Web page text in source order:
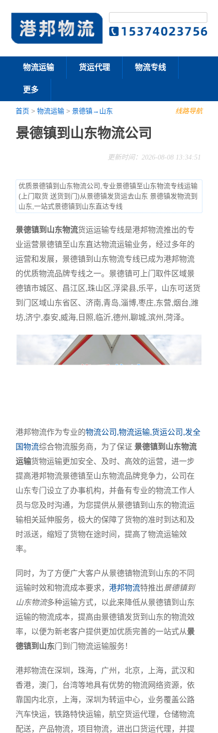
物流运输 货运代理 物流专线
更多
线路导航
首页 >物流运输 >景德镇→山东
景德镇到山东物流公司
更新时间：2026-08-08 13:34:51
优质景德镇到山东物流公司,专业景德镇至山东物流专线运输
(上门取货 送货到门)从景德镇发货运去山东 景德镇发物流到
山东,一站式景德镇到山东直达专线
景德镇到山东物流货运运输专线是港邦物流推出的专
业运营景德镇至山东直达物流运输业务，经过多年的
运营和发展，景德镇到山东物流专线已成为港邦物流
的优质物流品牌专线之一。景德镇可上门取件区域景
德镇市城区、昌江区,珠山区,浮梁县,乐平，山东可送货
到门区域山东省区、济南,青岛,淄博,枣庄,东营,烟台,潍
坊,济宁,泰安,威海,日照,临沂,德州,聊城,滨州,菏泽。
港邦物流作为专业的物流公司,物流运输,货运公司,发全
国物流综合物流服务商，为了保证 景德镇到山东物流
运输货物运输更加安全、及时、高效的运营，进一步
提高港邦物流景德镇至山东物流品牌竞争力，公司在
山东专门设立了办事机构，并备有专业的物流工作人
员与您及时沟通，为您提供从景德镇到山东的物流运
输相关延伸服务，极大的保障了货物的准时到达和及
时派送，缩短了货物在途时间，提高了物流运输效
率。
同时，为了方便广大客户从景德镇物流到山东的不同
运输时效和物流成本要求，港邦物流特推出景德镇到
山东物流多种运输方式，以此来降低从景德镇到山东
运输的物流成本，提高由景德镇发货到山东的物流效
率，以便为新老客户提供更加优质完善的一站式从景
德镇到山东门到门物流运输服务！
港邦物流在深圳，珠海，广州，北京，上海，武汉和
香港，澳门，台湾等地具有优势的物流网络资源，依
靠国内北京，上海，深圳为转运中心，业务覆盖公路
汽车快运，铁路特快运输，航空货运代理，仓储物流
配送，产品物流，项目物流，进出口货运代理，并提